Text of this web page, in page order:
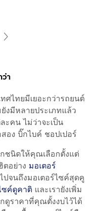
า
ทศไทยมีเยอะกว่ารถยนต์
งมีหลายประเภทแล้ว
ะคน ไม่ว่าจะเป็น
อง บิ๊กไบค์ ชอปเปอร์
ชนิดให้คุณเลือกตั้งแต่
อย่าง มอเตอร์
ปจนถึงมอเตอร์ไซค์สุดคู
ซค์ดูคาติ และเรายังเพิ่ม
ดูราคาที่คุณตั้งงบไว้ได้